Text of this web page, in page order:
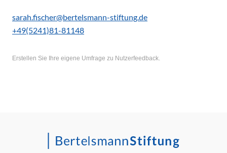
sarah.fischer@bertelsmann-stiftung.de
+49(5241)81-81148
Erstellen Sie Ihre eigene Umfrage zu Nutzerfeedback.